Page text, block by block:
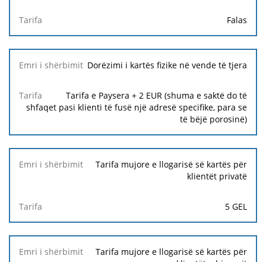
Falas
Dorëzimi i kartës fizike në vende të tjera
Tarifa e Paysera + 2 EUR (shuma e saktë do të
shfaqet pasi klienti të fusë një adresë specifike, para se
të bëjë porosinë)
Tarifa mujore e llogarisë së kartës për
klientët privatë
5 GEL
Tarifa mujore e llogarisë së kartës për